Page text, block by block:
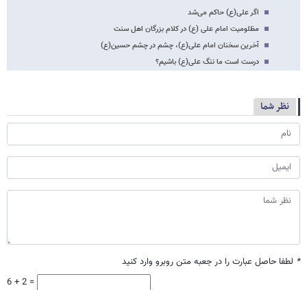
اگر علی(ع) حاکم می‌شد
مظلومیت امام علی (ع) در کلام بزرگان اهل سنت
آخرین سخنان امام علی(ع)، چشم در چشم حسین(ع)
درست است ما ننگ علی(ع) باشیم؟
نظر شما
* لطفا حاصل عبارت را در جعبه متن روبرو وارد کنید
6 + 2 =